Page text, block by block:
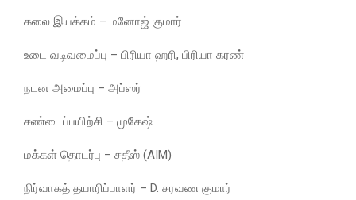
கலை இயக்கம் – மனோஜ் குமார்
உடை வடிவமைப்பு – பிரியா ஹரி, பிரியா கரண்
நடன அமைப்பு – அப்ஸர்
சண்டைப்பயிற்சி – முகேஷ்
மக்கள் தொடர்பு – சதீஸ் (AIM)
நிர்வாகத் தயாரிப்பாளர் – D. சரவண குமார்